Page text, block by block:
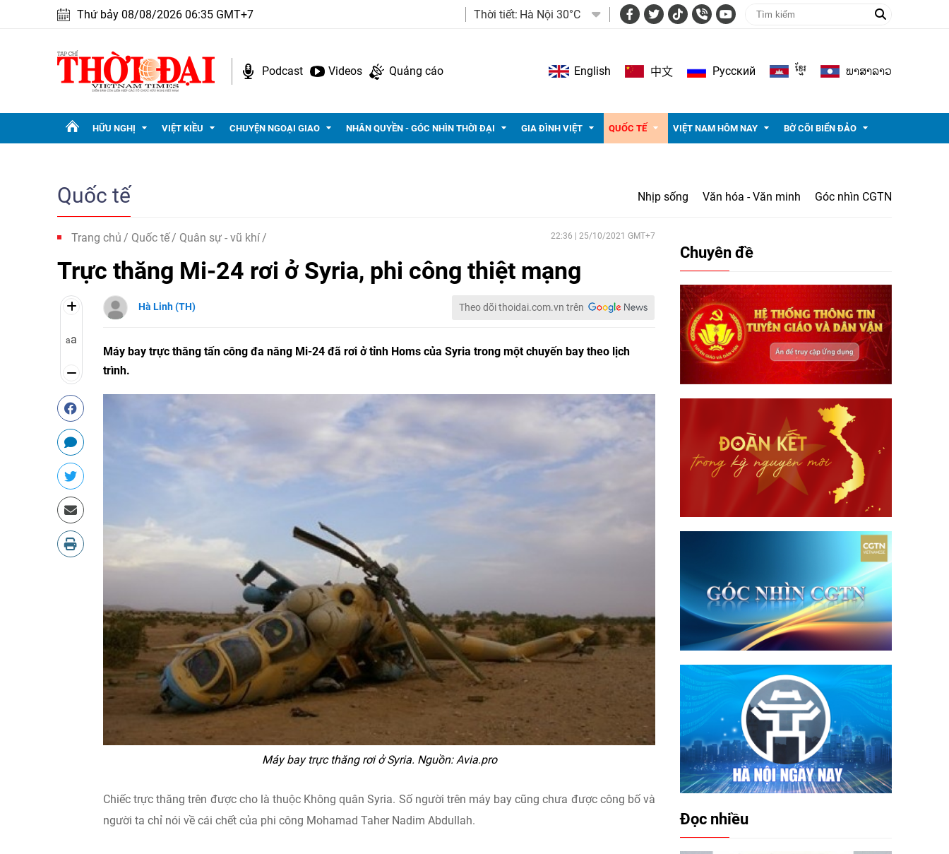
Thứ bảy 08/08/2026 06:35 GMT+7 Thời tiết: Hà Nội 30°C
Podcast Videos Quảng cáo English 中文 Pусский ខ្មែរ ພາ​ສາ​ລາວ
HỮU NGHỊ VIỆT KIỀU CHUYỆN NGOẠI GIAO NHÂN QUYỀN - GÓC NHÌN THỜI ĐẠI GIA ĐÌNH VIỆT QUỐC TẾ VIỆT NAM HÔM NAY BỜ CÕI BIỂN ĐẢO
Quốc tế Nhịp sống Văn hóa - Văn minh Góc nhìn CGTN
Trang chủ Quốc tế Quân sự - vũ khí 22:36 | 25/10/2021 GMT+7
Trực thăng Mi-24 rơi ở Syria, phi công thiệt mạng
aa
Hà Linh (TH) Theo dõi thoidai.com.vn trên
Máy bay trực thăng tấn công đa năng Mi-24 đã rơi ở tỉnh Homs của Syria trong một chuyến bay theo lịch
trình.
Máy bay trực thăng rơi ở Syria. Nguồn: Avia.pro
Chiếc trực thăng trên được cho là thuộc Không quân Syria. Số người trên máy bay cũng chưa được công bố và
người ta chỉ nói về cái chết của phi công Mohamad Taher Nadim Abdullah.
Chuyên đề
Đọc nhiều